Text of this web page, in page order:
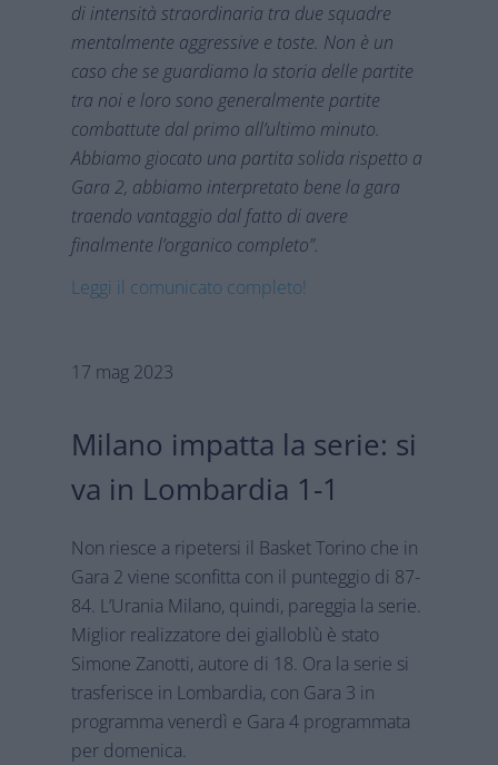
di intensità straordinaria tra due squadre
mentalmente aggressive e toste. Non è un
caso che se guardiamo la storia delle partite
tra noi e loro sono generalmente partite
combattute dal primo all’ultimo minuto.
Abbiamo giocato una partita solida rispetto a
Gara 2, abbiamo interpretato bene la gara
traendo vantaggio dal fatto di avere
finalmente l’organico completo”.
Leggi il comunicato completo!
17 mag 2023
Milano impatta la serie: si
va in Lombardia 1-1
Non riesce a ripetersi il Basket Torino che in
Gara 2 viene sconfitta con il punteggio di 87-
84. L’Urania Milano, quindi, pareggia la serie.
Miglior realizzatore dei gialloblù è stato
Simone Zanotti, autore di 18. Ora la serie si
trasferisce in Lombardia, con Gara 3 in
programma venerdì e Gara 4 programmata
per domenica.